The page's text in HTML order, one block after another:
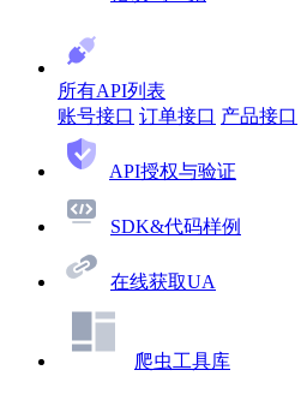
所有API列表
账号接口 订单接口 产品接口
API授权与验证
SDK&代码样例
在线获取UA
爬虫工具库